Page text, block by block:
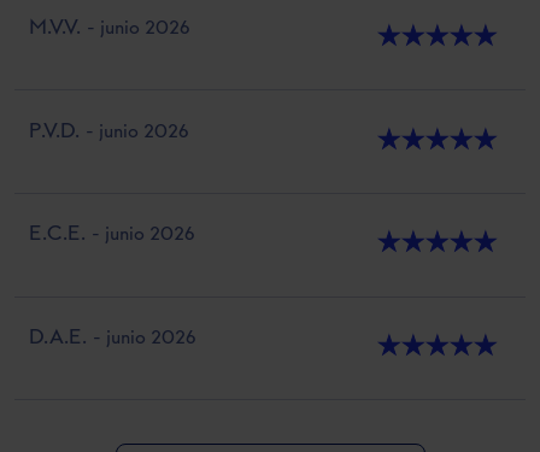
M.V.V. - junio 2026 ★★★★★
P.V.D. - junio 2026 ★★★★★
E.C.E. - junio 2026 ★★★★★
D.A.E. - junio 2026 ★★★★★